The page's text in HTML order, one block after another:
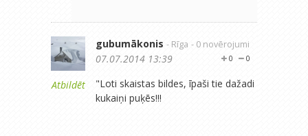
Atbildēt
gubumākonis - Rīga - 0 novērojumi
0
0
07.07.2014 13:39
"Loti skaistas bildes, īpaši tie dažadi
kukaiņi puķēs!!!